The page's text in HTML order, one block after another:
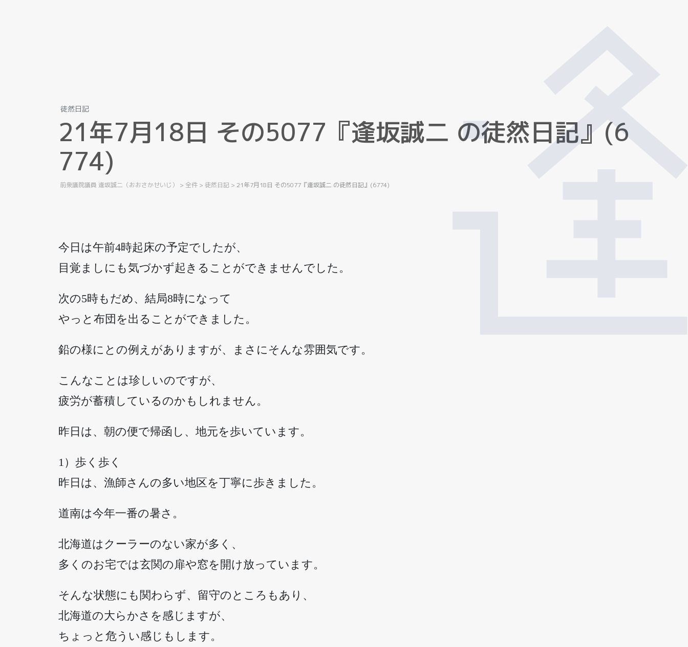
徒然日記
21年7月18日 その5077 『逢坂誠二 の徒然日記』 (6
774)
前衆議院議員 逢坂誠二（おおさかせいじ） > 全件 > 徒然日記 >21年7月18日 その5077『逢坂誠二 の徒然日記』(6774)
今日は午前4時起床の予定でしたが、
目覚ましにも気づかず起きることができませんでした。
次の5時もだめ、結局8時になって
やっと布団を出ることができました。
鉛の様にとの例えがありますが、まさにそんな雰囲気です。
こんなことは珍しいのですが、
疲労が蓄積しているのかもしれません。
昨日は、朝の便で帰函し、地元を歩いています。
1）歩く歩く
昨日は、漁師さんの多い地区を丁寧に歩きました。
道南は今年一番の暑さ。
北海道はクーラーのない家が多く、
多くのお宅では玄関の扉や窓を開け放っています。
そんな状態にも関わらず、留守のところもあり、
北海道の大らかさを感じますが、
ちょっと危うい感じもします。